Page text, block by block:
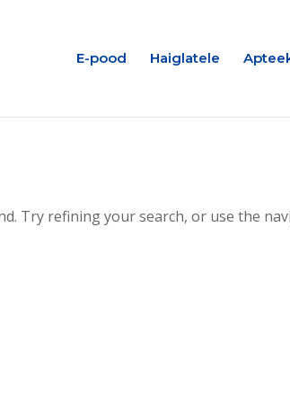
E-pood Haiglatele
Try refining your search, or use the